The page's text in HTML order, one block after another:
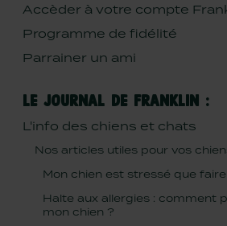
Accèder à votre compte
Programme de fidélité
Parrainer un ami
LE JOURNAL DE FRANKLIN :
L'info des chiens et chats
Nos articles utiles pour vos
Mon chien est stressé que
Halte aux allergies : comment
mon chien ?